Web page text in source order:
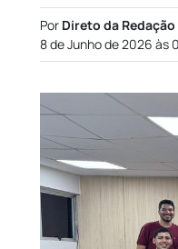
Por Direto da Redação
8 de Junho de 2026 às